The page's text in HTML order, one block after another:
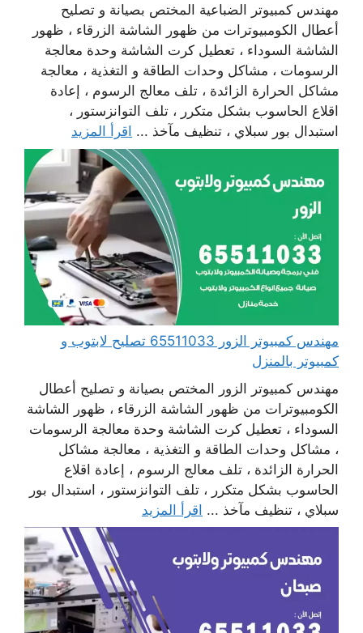
مهندس كمبيوتر الضباعية المختص بصيانة و تصليح
أعطال الكومبيوترات من ظهور الشاشة الزرقاء ، ظهور
الشاشة السوداء ، تعطيل كرت الشاشة وحدة معالجة
الرسومات ، مشاكل وحدات الطاقة و التغذية ، معالجة
مشاكل الحرارة الزائدة ، تلف معالج الرسوم ، إعادة
اقلاع الحاسوب بشكل متكرر ، تلف التوانزستور ،
استبدال بور سبلاي ، تنظيف مآخذ ... اقرأ المزيد
مهندس كمبيوتر الزور 65511033 تصليح لابتوب و
كمبيوتر بالمنزل
مهندس كمبيوتر الزور المختص بصيانة و تصليح أعطال
الكومبيوترات من ظهور الشاشة الزرقاء ، ظهور الشاشة
السوداء ، تعطيل كرت الشاشة وحدة معالجة الرسومات
، مشاكل وحدات الطاقة و التغذية ، معالجة مشاكل
الحرارة الزائدة ، تلف معالج الرسوم ، إعادة اقلاع
الحاسوب بشكل متكرر ، تلف التوانزستور ، استبدال بور
سبلاي ، تنظيف مآخذ ... اقرأ المزيد